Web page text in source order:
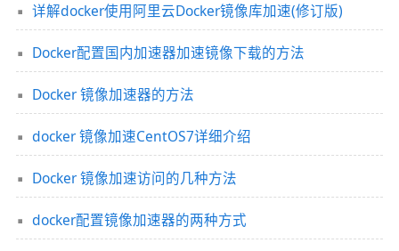
详解docker使用阿里云Docker镜像库加速(修订版)
Docker配置国内加速器加速镜像下载的方法
Docker 镜像加速器的方法
docker 镜像加速CentOS7详细介绍
Docker 镜像加速访问的几种方法
docker配置镜像加速器的两种方式